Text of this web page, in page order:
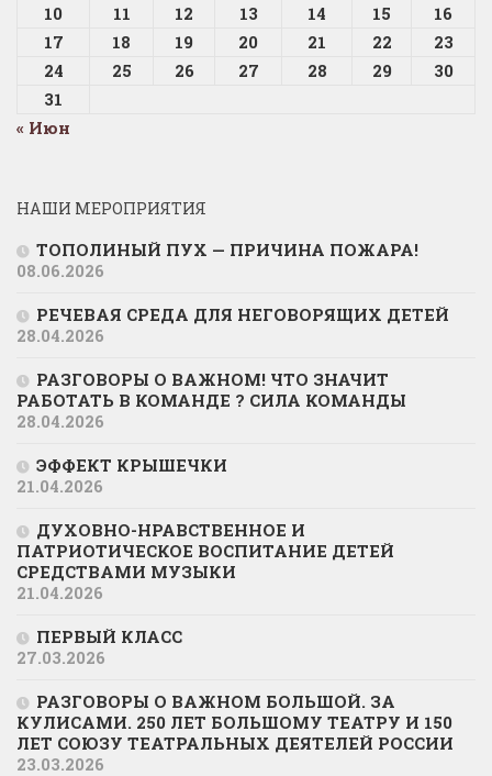
10
11 12 13 14 15
16
17
18 19 20 21 22
23
24
25 26 27 28 29
30
31
« Июн
НАШИ МЕРОПРИЯТИЯ
ТОПОЛИНЫЙ ПУХ — ПРИЧИНА ПОЖАРА!
08.06.2026
РЕЧЕВАЯ СРЕДА ДЛЯ НЕГОВОРЯЩИХ ДЕТЕЙ
28.04.2026
РАЗГОВОРЫ О ВАЖНОМ! ЧТО ЗНАЧИТ
РАБОТАТЬ В КОМАНДЕ ? СИЛА КОМАНДЫ
28.04.2026
ЭФФЕКТ КРЫШЕЧКИ
21.04.2026
ДУХОВНО-НРАВСТВЕННОЕ И
ПАТРИОТИЧЕСКОЕ ВОСПИТАНИЕ ДЕТЕЙ
СРЕДСТВАМИ МУЗЫКИ
21.04.2026
ПЕРВЫЙ КЛАСС
27.03.2026
РАЗГОВОРЫ О ВАЖНОМ БОЛЬШОЙ. ЗА
КУЛИСАМИ. 250 ЛЕТ БОЛЬШОМУ ТЕАТРУ И 150
ЛЕТ СОЮЗУ ТЕАТРАЛЬНЫХ ДЕЯТЕЛЕЙ РОССИИ
23.03.2026